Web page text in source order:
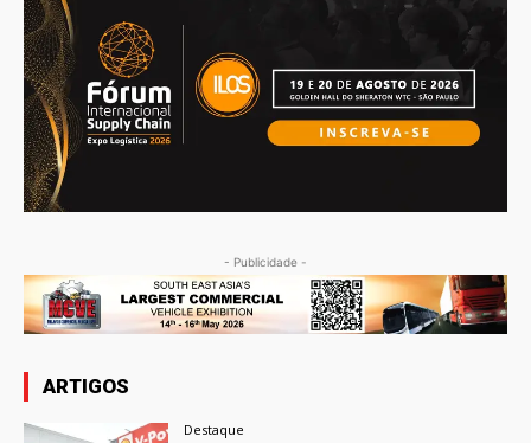
- Publicidade -
ARTIGOS
Destaque